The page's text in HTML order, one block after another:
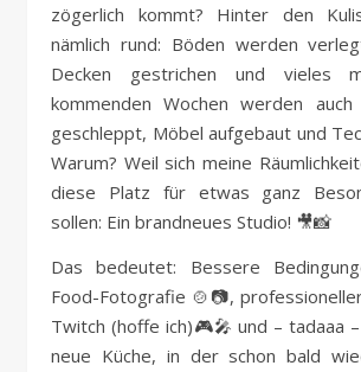
zögerlich kommt? Hinter den
nämlich rund: Böden werden
Decken gestrichen und vieles
kommenden Wochen werden
geschleppt, Möbel aufgebaut und
Warum? Weil sich meine
diese Platz für etwas ganz
sollen: Ein brandneues Studio! 🎥📸
Das bedeutet: Bessere
Food-Fotografie 🍲📷,
Twitch (hoffe ich)🎮🎤 und – tadaaa
neue Küche, in der schon bald